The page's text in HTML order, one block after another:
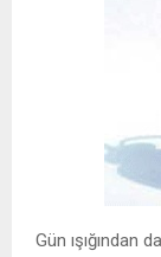
Gün ışığından